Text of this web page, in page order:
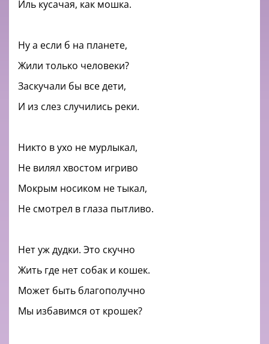
Иль кусачая, как мошка.
Ну а если б на планете,
Жили только человеки?
Заскучали бы все дети,
И из слез случились реки.
Никто в ухо не мурлыкал,
Не вилял хвостом игриво
Мокрым носиком не тыкал,
Не смотрел в глаза пытливо.
Нет уж дудки. Это скучно
Жить где нет собак и кошек.
Может быть благополучно
Мы избавимся от крошек?